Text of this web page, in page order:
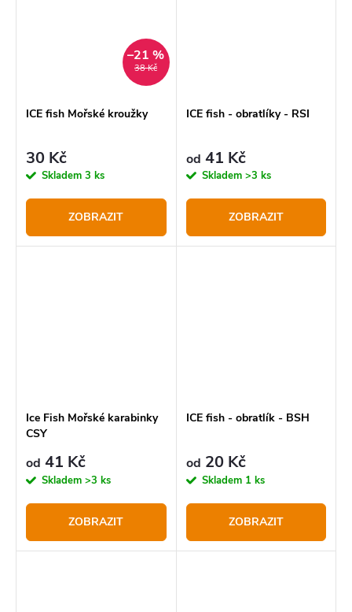
38 Kč
–21 %
ICE fish Mořské kroužky
30 Kč
Skladem 3 ks
ZOBRAZIT
ICE fish - obratlíky - RSI
od 41 Kč
Skladem >3 ks
ZOBRAZIT
Ice Fish Mořské karabinky
CSY
od 41 Kč
Skladem >3 ks
ZOBRAZIT
ICE fish - obratlík - BSH
od 20 Kč
Skladem 1 ks
ZOBRAZIT